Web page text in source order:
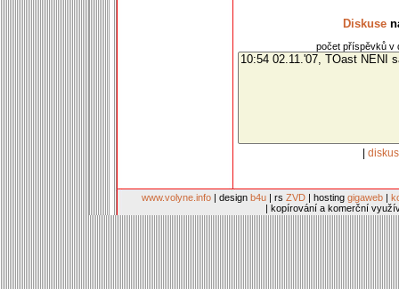
Diskuse
počet příspěvků v
www.volyne.info | design b4u | rs ZVD | hosting gigaweb |
| kopírování a komerční